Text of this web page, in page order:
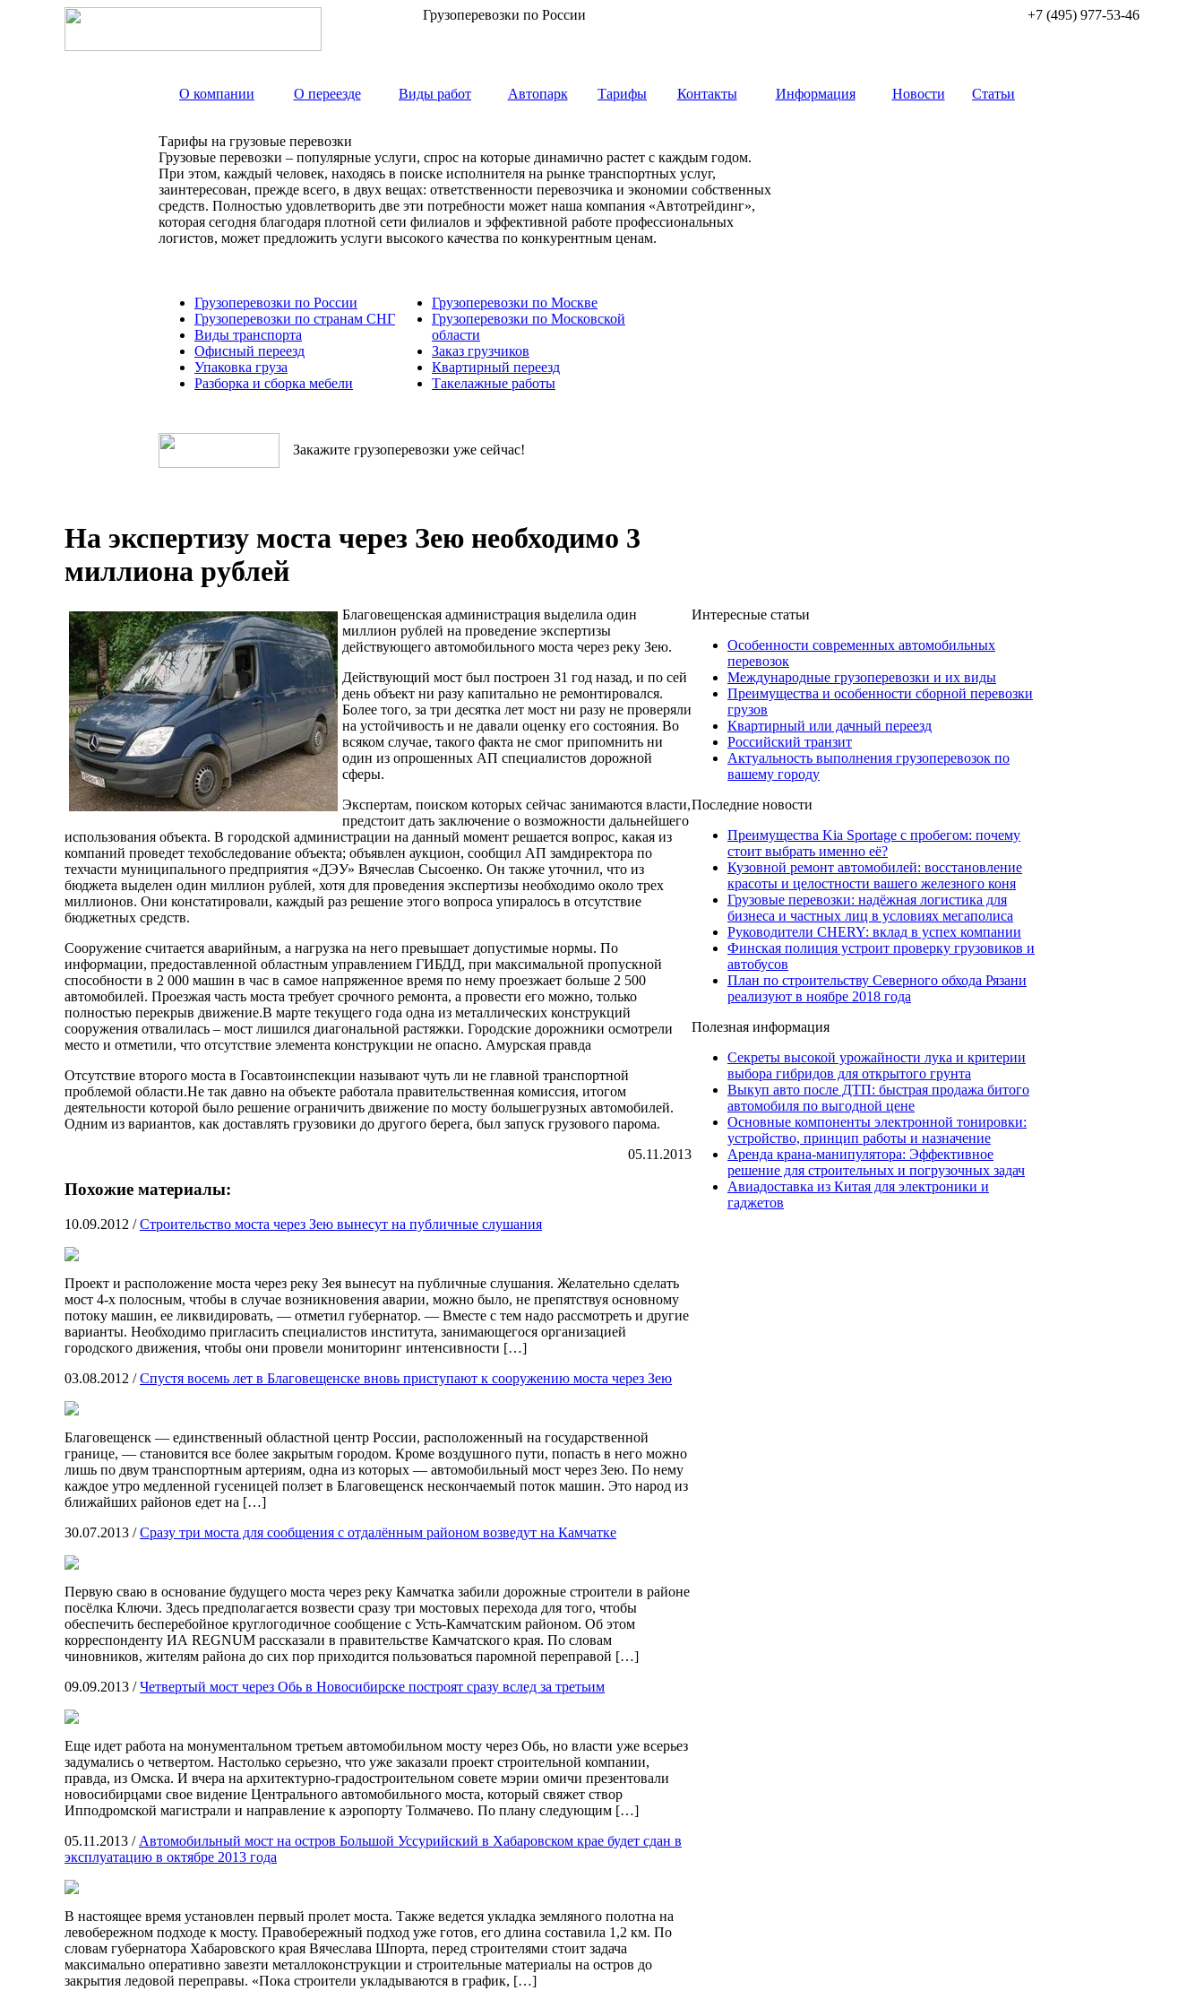
Грузоперевозки по России +7 (495) 977-53-46
О компании О переезде Виды работ Автопарк Тарифы Контакты Информация Новости Статьи
Тарифы на грузовые перевозки
Грузовые перевозки – популярные услуги, спрос на которые динамично растет с каждым годом.
При этом, каждый человек, находясь в поиске исполнителя на рынке транспортных услуг,
заинтересован, прежде всего, в двух вещах: ответственности перевозчика и экономии собственных
средств. Полностью удовлетворить две эти потребности может наша компания «Автотрейдинг»,
которая сегодня благодаря плотной сети филиалов и эффективной работе профессиональных
логистов, может предложить услуги высокого качества по конкурентным ценам.
Грузоперевозки по России
Грузоперевозки по странам СНГ
Виды транспорта
Офисный переезд
Упаковка груза
Разборка и сборка мебели
Грузоперевозки по Москве
Грузоперевозки по Московской
области
Заказ грузчиков
Квартирный переезд
Такелажные работы
Закажите грузоперевозки уже сейчас!
На экспертизу моста через Зею необходимо 3
миллиона рублей
Благовещенская администрация выделила один
миллион рублей на проведение экспертизы
действующего автомобильного моста через реку Зею.
Действующий мост был построен 31 год назад, и по сей
день объект ни разу капитально не ремонтировался.
Более того, за три десятка лет мост ни разу не проверяли
на устойчивость и не давали оценку его состояния. Во
всяком случае, такого факта не смог припомнить ни
один из опрошенных АП специалистов дорожной
сферы.
Экспертам, поиском которых сейчас занимаются власти,
предстоит дать заключение о возможности дальнейшего
использования объекта. В городской администрации на данный момент решается вопрос, какая из
компаний проведет техобследование объекта; объявлен аукцион, сообщил АП замдиректора по
техчасти муниципального предприятия «ДЭУ» Вячеслав Сысоенко. Он также уточнил, что из
бюджета выделен один миллион рублей, хотя для проведения экспертизы необходимо около трех
миллионов. Они констатировали, каждый раз решение этого вопроса упиралось в отсутствие
бюджетных средств.
Сооружение считается аварийным, а нагрузка на него превышает допустимые нормы. По
информации, предоставленной областным управлением ГИБДД, при максимальной пропускной
способности в 2 000 машин в час в самое напряженное время по нему проезжает больше 2 500
автомобилей. Проезжая часть моста требует срочного ремонта, а провести его можно, только
полностью перекрыв движение.В марте текущего года одна из металлических конструкций
сооружения отвалилась – мост лишился диагональной растяжки. Городские дорожники осмотрели
место и отметили, что отсутствие элемента конструкции не опасно. Амурская правда
Отсутствие второго моста в Госавтоинспекции называют чуть ли не главной транспортной
проблемой области.Не так давно на объекте работала правительственная комиссия, итогом
деятельности которой было решение ограничить движение по мосту большегрузных автомобилей.
Одним из вариантов, как доставлять грузовики до другого берега, был запуск грузового парома.
05.11.2013
Похожие материалы:
10.09.2012 /Строительство моста через Зею вынесут на публичные слушания
Проект и расположение моста через реку Зея вынесут на публичные слушания. Желательно сделать
мост 4-х полосным, чтобы в случае возникновения аварии, можно было, не препятствуя основному
потоку машин, ее ликвидировать, — отметил губернатор. — Вместе с тем надо рассмотреть и другие
варианты. Необходимо пригласить специалистов института, занимающегося организацией
городского движения, чтобы они провели мониторинг интенсивности […]
03.08.2012 /Спустя восемь лет в Благовещенске вновь приступают к сооружению моста через Зею
Благовещенск — единственный областной центр России, расположенный на государственной
границе, — становится все более закрытым городом. Кроме воздушного пути, попасть в него можно
лишь по двум транспортным артериям, одна из которых — автомобильный мост через Зею. По нему
каждое утро медленной гусеницей ползет в Благовещенск нескончаемый поток машин. Это народ из
ближайших районов едет на […]
30.07.2013 /Сразу три моста для сообщения с отдалённым районом возведут на Камчатке
Первую сваю в основание будущего моста через реку Камчатка забили дорожные строители в районе
посёлка Ключи. Здесь предполагается возвести сразу три мостовых перехода для того, чтобы
обеспечить бесперебойное круглогодичное сообщение с Усть-Камчатским районом. Об этом
корреспонденту ИА REGNUM рассказали в правительстве Камчатского края. По словам
чиновников, жителям района до сих пор приходится пользоваться паромной переправой […]
09.09.2013 /Четвертый мост через Обь в Новосибирске построят сразу вслед за третьим
Еще идет работа на монументальном третьем автомобильном мосту через Обь, но власти уже всерьез
задумались о четвертом. Настолько серьезно, что уже заказали проект строительной компании,
правда, из Омска. И вчера на архитектурно-градостроительном совете мэрии омичи презентовали
новосибирцами свое видение Центрального автомобильного моста, который свяжет створ
Ипподромской магистрали и направление к аэропорту Толмачево. По плану следующим […]
05.11.2013 / Автомобильный мост на остров Большой Уссурийский в Хабаровском крае будет сдан в
эксплуатацию в октябре 2013 года
В настоящее время установлен первый пролет моста. Также ведется укладка земляного полотна на
левобережном подходе к мосту. Правобережный подход уже готов, его длина составила 1,2 км. По
словам губернатора Хабаровского края Вячеслава Шпорта, перед строителями стоит задача
максимально оперативно завезти металлоконструкции и строительные материалы на остров до
закрытия ледовой переправы. «Пока строители укладываются в график, […]
Интересные статьи
Особенности современных автомобильных
перевозок
Международные грузоперевозки и их виды
Преимущества и особенности сборной перевозки
грузов
Квартирный или дачный переезд
Российский транзит
Актуальность выполнения грузоперевозок по
вашему городу
Последние новости
Преимущества Kia Sportage с пробегом: почему
стоит выбрать именно её?
Кузовной ремонт автомобилей: восстановление
красоты и целостности вашего железного коня
Грузовые перевозки: надёжная логистика для
бизнеса и частных лиц в условиях мегаполиса
Руководители CHERY: вклад в успех компании
Финская полиция устроит проверку грузовиков и
автобусов
План по строительству Северного обхода Рязани
реализуют в ноябре 2018 года
Полезная информация
Секреты высокой урожайности лука и критерии
выбора гибридов для открытого грунта
Выкуп авто после ДТП: быстрая продажа битого
автомобиля по выгодной цене
Основные компоненты электронной тонировки:
устройство, принцип работы и назначение
Аренда крана-манипулятора: Эффективное
решение для строительных и погрузочных задач
Авиадоставка из Китая для электроники и
гаджетов